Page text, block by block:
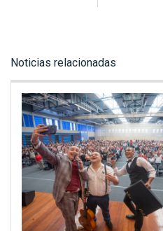
Noticias relacionadas